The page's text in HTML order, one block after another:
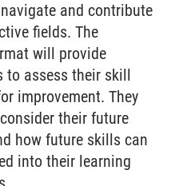
and contribute
fields. The
will provide
to assess their skill
improvement. They
their future
how future skills can
into their learning